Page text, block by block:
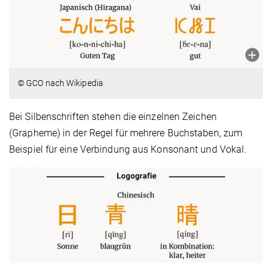
© GCO nach Wikipedia
Bei Silbenschriften stehen die einzelnen Zeichen
(Grapheme) in der Regel für mehrere Buchstaben, zum
Beispiel für eine Verbindung aus Konsonant und Vokal.